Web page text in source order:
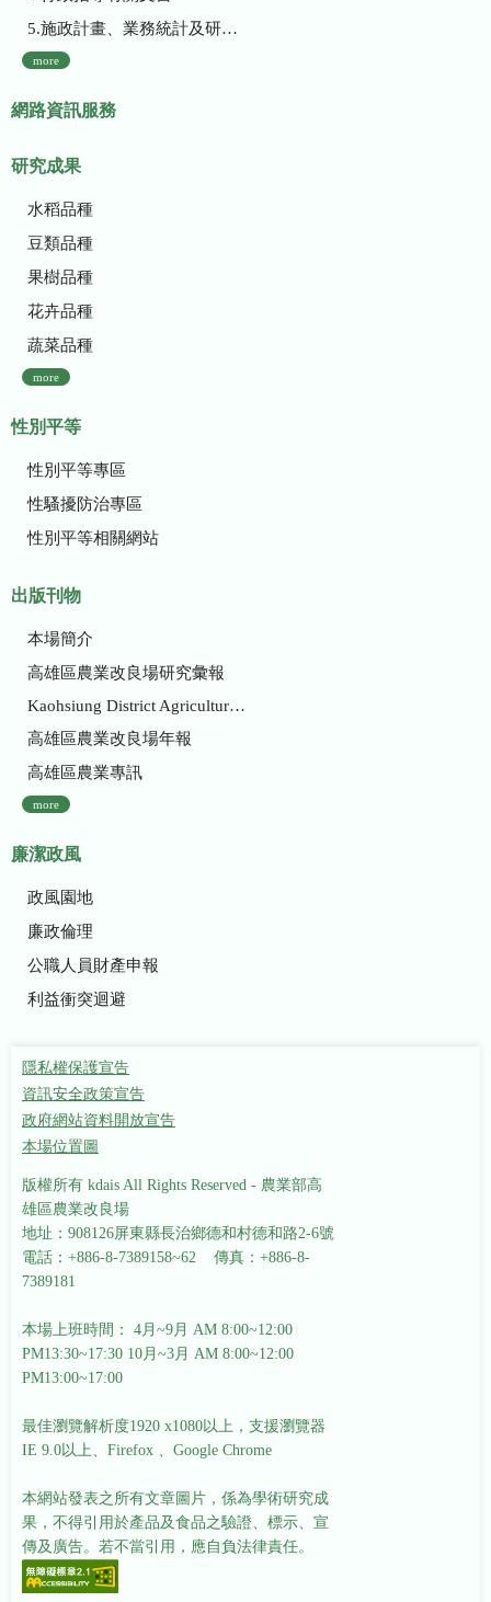
5.施政計畫、業務統計及研究報告
more
網路資訊服務
研究成果
水稻品種
豆類品種
果樹品種
花卉品種
蔬菜品種
more
性別平等
性別平等專區
性騷擾防治專區
性別平等相關網站
出版刊物
本場簡介
高雄區農業改良場研究彙報
Kaohsiung District Agricultural Research and Extension Station
高雄區農業改良場年報
高雄區農業專訊
more
廉潔政風
政風園地
廉政倫理
公職人員財產申報
利益衝突迴避
隱私權保護宣告
資訊安全政策宣告
政府網站資料開放宣告
本場位置圖
版權所有 kdais All Rights Reserved - 農業部高
雄區農業改良場
地址：908126屏東縣長治鄉德和村德和路2-6號
電話：+886-8-7389158~62 傳真：+886-8-
7389181
本場上班時間： 4月~9月 AM 8:00~12:00
PM13:30~17:30 10月~3月 AM 8:00~12:00
PM13:00~17:00
最佳瀏覽解析度1920 x1080以上，支援瀏覽器
IE 9.0以上、Firefox 、Google Chrome
本網站發表之所有文章圖片，係為學術研究成
果，不得引用於產品及食品之驗證、標示、宣
傳及廣告。若不當引用，應自負法律責任。